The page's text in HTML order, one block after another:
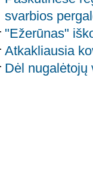
svarbios
"Ežerūnas"
Atkakliausia
Dėl nugalėtojų